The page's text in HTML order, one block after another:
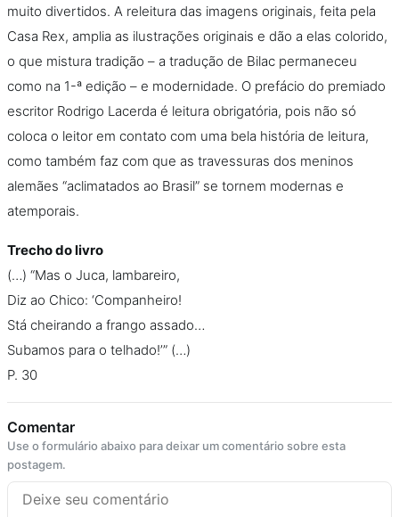
muito divertidos. A releitura das imagens originais, feita pela
Casa Rex, amplia as ilustrações originais e dão a elas colorido,
o que mistura tradição – a tradução de Bilac permaneceu
como na 1-ª edição – e modernidade. O prefácio do premiado
escritor Rodrigo Lacerda é leitura obrigatória, pois não só
coloca o leitor em contato com uma bela história de leitura,
como também faz com que as travessuras dos meninos
alemães “aclimatados ao Brasil” se tornem modernas e
atemporais.
Trecho do livro
(…) “Mas o Juca, lambareiro,
Diz ao Chico: ‘Companheiro!
Stá cheirando a frango assado…
Subamos para o telhado!’” (…)
P. 30
Comentar
Use o formulário abaixo para deixar um comentário sobre esta
postagem.